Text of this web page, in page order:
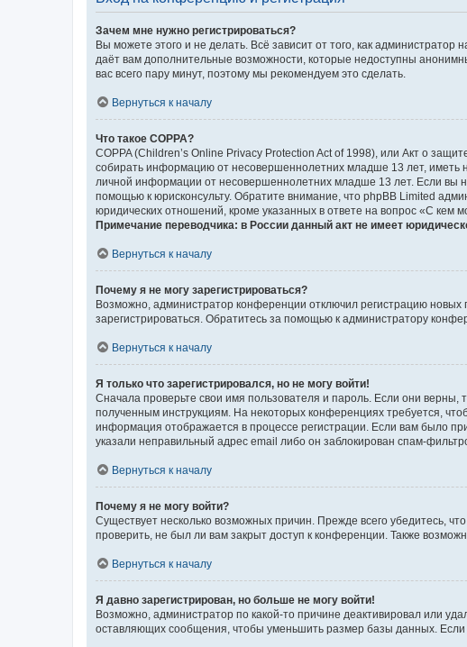
Зачем мне нужно регистрироваться?
Вы можете этого и не делать. Всё зависит от того, как
даёт вам дополнительные возможности, которые недоступны
вас всего пару минут, поэтому мы рекомендуем это сделать.
Вернуться к началу
Что такое COPPA?
COPPA (Children’s Online Privacy Protection Act of 1998), или Акт о
собирать информацию от несовершеннолетних младше 13 лет, иметь
личной информации от несовершеннолетних младше 13 лет. Если вы
помощью к юрисконсульту. Обратите внимание, что phpBB Limited
юридических отношений, кроме указанных в ответе на вопрос «С кем
Примечание переводчика: в России данный акт не имеет
Вернуться к началу
Почему я не могу зарегистрироваться?
Возможно, администратор конференции отключил регистрацию
зарегистрироваться. Обратитесь за помощью к администратору
Вернуться к началу
Я только что зарегистрировался, но не могу войти!
Сначала проверьте свои имя пользователя и пароль. Если они верны,
полученным инструкциям. На некоторых конференциях требуется,
информация отображается в процессе регистрации. Если вам было
указали неправильный адрес email либо он заблокирован спам-
Вернуться к началу
Почему я не могу войти?
Существует несколько возможных причин. Прежде всего убедитесь,
проверить, не был ли вам закрыт доступ к конференции. Также
Вернуться к началу
Я давно зарегистрирован, но больше не могу войти!
Возможно, администратор по какой-то причине деактивировал или
оставляющих сообщения, чтобы уменьшить размер базы данных. Если